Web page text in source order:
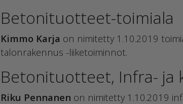
Betonituotteet-toimiala
Kimmo Karja on nimitetty 1.10.2019
talonrakennus -liiketoiminnot.
Betonituotteet, Infra-
Riku Pennanen on nimitetty 1.10.2019